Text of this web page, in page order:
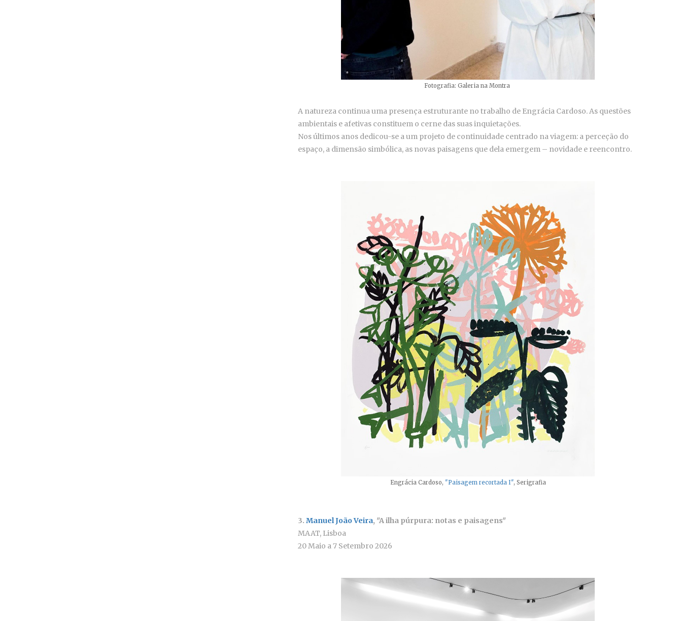
Fotografia: Galeria na Montra
A natureza continua uma presença estruturante no trabalho de Engrácia Cardoso. As questões
ambientais e afetivas constituem o cerne das suas inquietações.
Nos últimos anos dedicou-se a um projeto de continuidade centrado na viagem: a perceção do
espaço, a dimensão simbólica, as novas paisagens que dela emergem – novidade e reencontro.
Engrácia Cardoso, "Paisagem recortada I", Serigrafia
3. Manuel João Veira, "A ilha púrpura: notas e paisagens"
MAAT, Lisboa
20 Maio a 7 Setembro 2026